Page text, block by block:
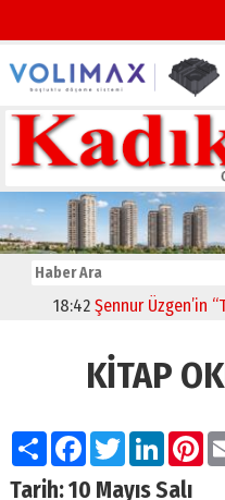
18:42 Şennur Üzgen’in
KİTAP
PaylaşFacebook
Twitter
Tarih: 10 Mayıs Salı